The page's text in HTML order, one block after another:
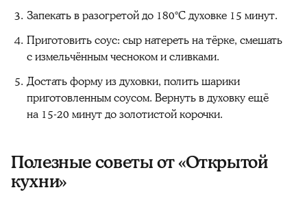
Запекать в разогретой до 180°C духовке 15 минут.
Приготовить соус: сыр натереть на тёрке, смешать
с измельчённым чесноком и сливками.
Достать форму из духовки, полить шарики
приготовленным соусом. Вернуть в духовку ещё
на 15-20 минут до золотистой корочки.
Полезные советы от «Открытой
кухни»